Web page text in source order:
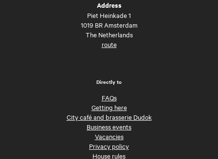
Address
Piet Heinkade 1
1019 BR Amsterdam
The Netherlands
route
Directly to
FAQs
Getting here
City café and brasserie Dudok
Business events
Vacancies
Privacy policy
House rules